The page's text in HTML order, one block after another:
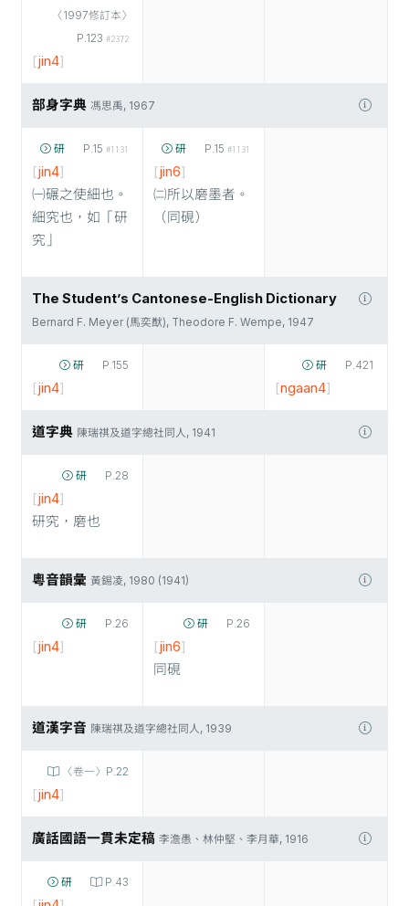
〈1997修訂本〉
P.123 #2372
[jin4]
部身字典 馮思禹, 1967
研 P.15 #1131
[jin4]
㈠碾之使細也。
細究也，如「研
究」
研 P.15 #1131
[jin6]
㈡所以磨墨者。
（同硯）
The Student’s Cantonese-English Dictionary
Bernard F. Meyer (馬奕猷), Theodore F. Wempe, 1947
研 P.155
[jin4]
研 P.421
[ngaan4]
道字典 陳瑞祺及道字總社同人, 1941
研 P.28
[jin4]
研究，磨也
粵音韻彙 黃錫凌, 1980 (1941)
研 P.26
[jin4]
研 P.26
[jin6]
同硯
道漢字音 陳瑞祺及道字總社同人, 1939
〈卷一〉P.22
[jin4]
廣話國語一貫未定稿 李澹愚、林仲堅、李月華, 1916
研 P.43